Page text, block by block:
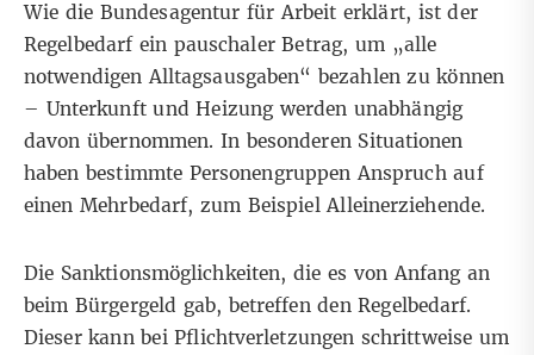
Wie die Bundesagentur für Arbeit erklärt, ist der
Regelbedarf ein pauschaler Betrag, um „alle
notwendigen Alltagsausgaben“ bezahlen zu können
– Unterkunft und Heizung werden unabhängig
davon übernommen. In besonderen Situationen
haben bestimmte Personengruppen Anspruch auf
einen Mehrbedarf, zum Beispiel Alleinerziehende.
Die Sanktionsmöglichkeiten, die es von Anfang an
beim Bürgergeld gab, betreffen den Regelbedarf.
Dieser kann bei Pflichtverletzungen schrittweise um